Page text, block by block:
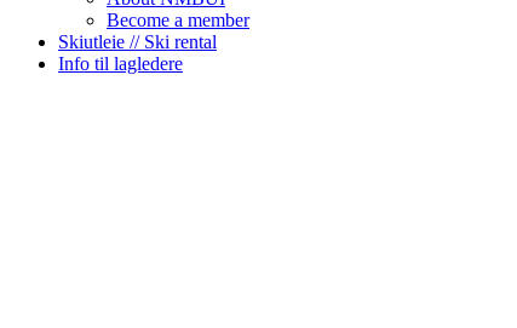
Become a member
Skiutleie // Ski rental
Info til lagledere